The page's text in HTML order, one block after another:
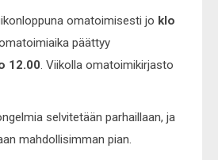
omatoimisesti jo klo
päättyy
12.00 . Viikolla omatoimikirjasto
selvitetään parhaillaan, ja
mahdollisimman pian.